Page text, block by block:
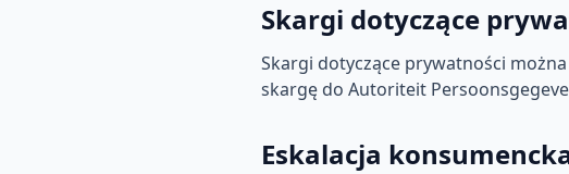
Skargi dotyczące
Skargi dotyczące prywatności
skargę do Autoriteit
Eskalacja